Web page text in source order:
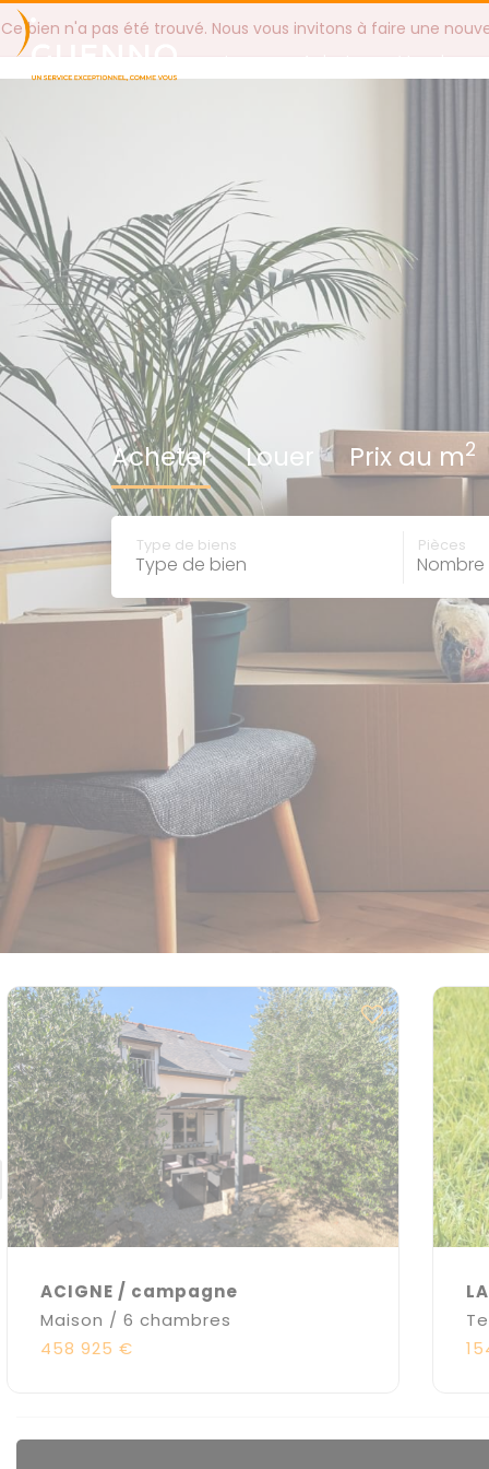
Louer Acheter Vendre
Ce bien n'a pas été trouvé. Nous vous invitons à faire une
Acheter Louer Prix au m2
type de bien
ACIGNE / campagne
Maison / 6 chambres
458 925 €